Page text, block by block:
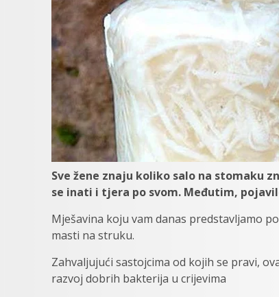
Sve žene znaju koliko salo na stomaku
se inati i tjera po svom. Međutim,
Mješavina koju vam danas predstavljamo
masti na struku.
Zahvaljujući sastojcima od kojih se pravi,
razvoj dobrih bakterija u crijevima